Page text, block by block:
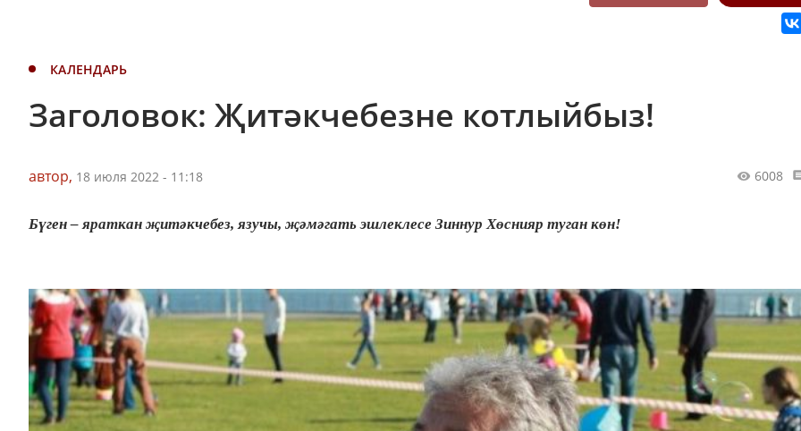
КАЛЕНДАРЬ
Заголовок: Җитәкчебезне котлыйбыз!
автор, 18 июля 2022 - 11:18 6008
Бүген – яраткан җитәкчебез, язучы, җәмәгать эшлеклесе Зиннур Хөснияр туган көн!